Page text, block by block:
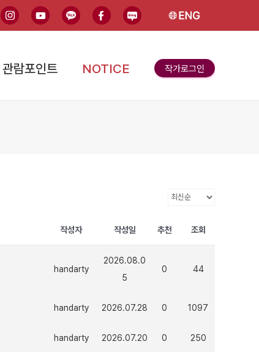
인스타그램
유튜브카카오톡
페이스북
블로그English
관람포인트 NOTICE 작가로그인
작성자 작성일 추천 조회
handarty
2026.08.0
5
0 44
handarty 2026.07.28 0 1097
handarty 2026.07.20 0 250